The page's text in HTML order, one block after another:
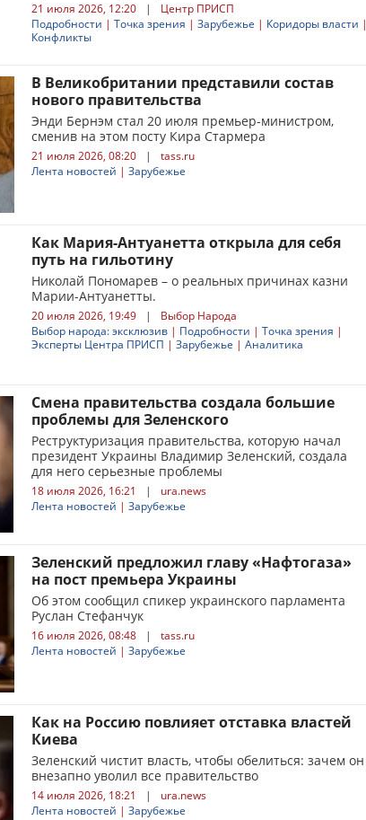
21 июля 2026, 12:20 |
Центр ПРИСП
Подробности | Точка зрения | Зарубежье | Коридоры власти |
Конфликты
В Великобритании представили состав
нового правительства
Энди Бернэм стал 20 июля премьер-министром,
сменив на этом посту Кира Стармера
21 июля 2026, 08:20 |
tass.ru
Лента новостей | Зарубежье
Как Мария-Антуанетта открыла для себя
путь на гильотину
Николай Пономарев – о реальных причинах казни
Марии-Антуанетты.
20 июля 2026, 19:49 |
Выбор Народа
Выбор народа: эксклюзив | Подробности | Точка зрения |
Эксперты Центра ПРИСП | Зарубежье | Аналитика
Смена правительства создала большие
проблемы для Зеленского
Реструктуризация правительства, которую начал
президент Украины Владимир Зеленский, создала
для него серьезные проблемы
18 июля 2026, 16:21 |
ura.news
Лента новостей | Зарубежье
Зеленский предложил главу «Нафтогаза»
на пост премьера Украины
Об этом сообщил спикер украинского парламента
Руслан Стефанчук
16 июля 2026, 08:48 |
tass.ru
Лента новостей | Зарубежье
Как на Россию повлияет отставка властей
Киева
Зеленский чистит власть, чтобы обелиться: зачем он
внезапно уволил все правительство
14 июля 2026, 18:21 |
ura.news
Лента новостей | Зарубежье